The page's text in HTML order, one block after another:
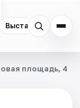
Выставки
площадь, 4